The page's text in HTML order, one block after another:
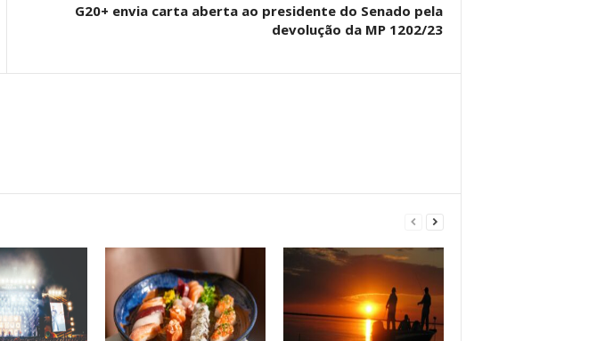
G20+ envia carta aberta ao presidente do Senado pela
devolução da MP 1202/23